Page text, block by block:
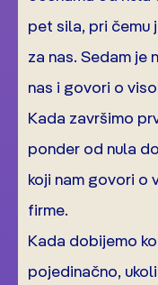
pet sila, pri čemu
za nas. Sedam je
nas i govori o
Kada završimo
ponder od nula
koji nam govori o
firme.
Kada dobijemo
pojedinačno,